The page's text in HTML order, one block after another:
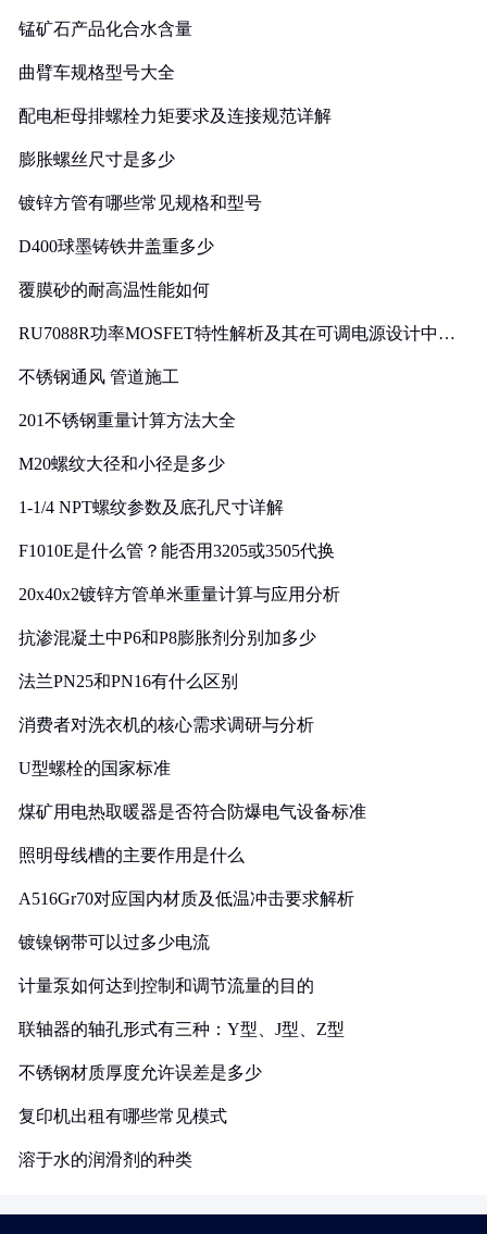
锰矿石产品化合水含量
曲臂车规格型号大全
配电柜母排螺栓力矩要求及连接规范详解
膨胀螺丝尺寸是多少
镀锌方管有哪些常见规格和型号
D400球墨铸铁井盖重多少
覆膜砂的耐高温性能如何
RU7088R功率MOSFET特性解析及其在可调电源设计中的
不锈钢通风 管道施工
201不锈钢重量计算方法大全
M20螺纹大径和小径是多少
1-1/4 NPT螺纹参数及底孔尺寸详解
F1010E是什么管？能否用3205或3505代换
20x40x2镀锌方管单米重量计算与应用分析
抗渗混凝土中P6和P8膨胀剂分别加多少
法兰PN25和PN16有什么区别
消费者对洗衣机的核心需求调研与分析
U型螺栓的国家标准
煤矿用电热取暖器是否符合防爆电气设备标准
照明母线槽的主要作用是什么
A516Gr70对应国内材质及低温冲击要求解析
镀镍钢带可以过多少电流
计量泵如何达到控制和调节流量的目的
联轴器的轴孔形式有三种：Y型、J型、Z型
不锈钢材质厚度允许误差是多少
复印机出租有哪些常见模式
溶于水的润滑剂的种类